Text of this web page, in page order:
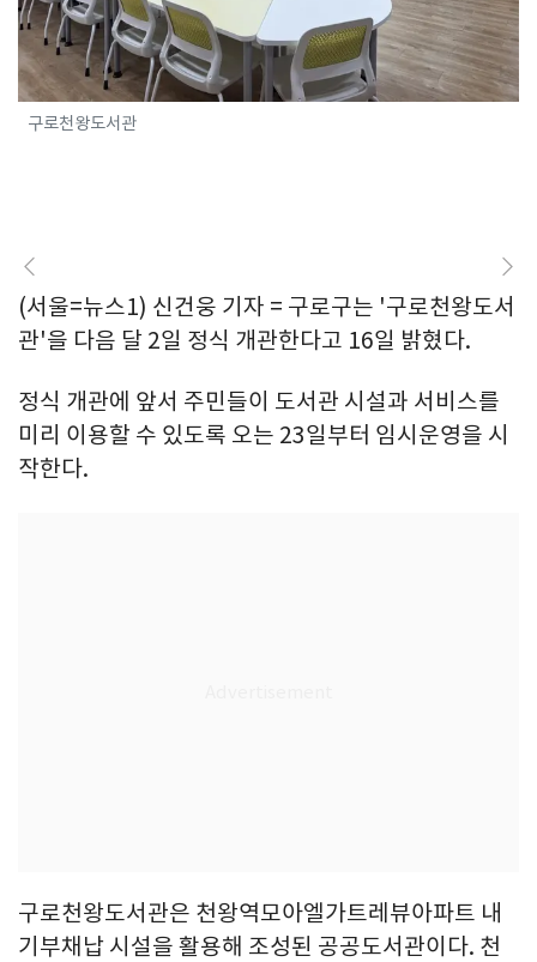
구로천왕도서관
(서울=뉴스1) 신건웅 기자 = 구로구는 '구로천왕도서
관'을 다음 달 2일 정식 개관한다고 16일 밝혔다.
정식 개관에 앞서 주민들이 도서관 시설과 서비스를
미리 이용할 수 있도록 오는 23일부터 임시운영을 시
작한다.
구로천왕도서관은 천왕역모아엘가트레뷰아파트 내
기부채납 시설을 활용해 조성된 공공도서관이다. 천